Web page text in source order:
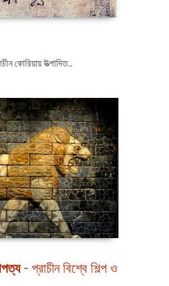
কোরিয়ায় উত্পাদিত...
- প্রাচীন বিশ্বে শিল্প ও